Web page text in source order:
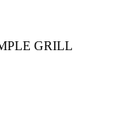
GRILL